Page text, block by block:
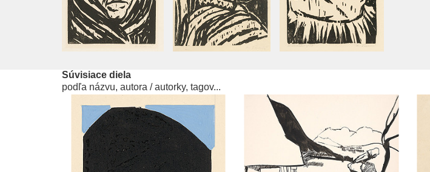
Súvisiace diela
podľa názvu, autora / autorky, tagov...